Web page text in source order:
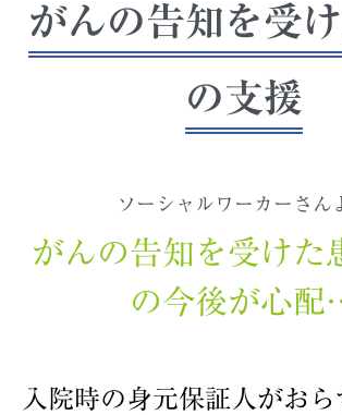
がんの告知を受
の支援
ソーシャルワーカーさん
がんの告知を受けた
の今後が心
入院時の身元保証人がお